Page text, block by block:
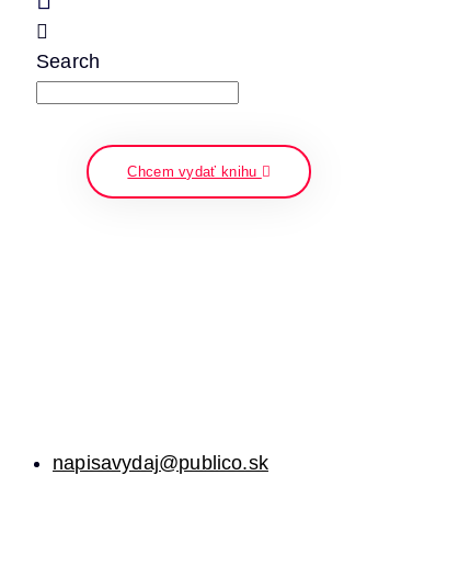
Search
Chcem vydať knihu
napisavydaj@publico.sk